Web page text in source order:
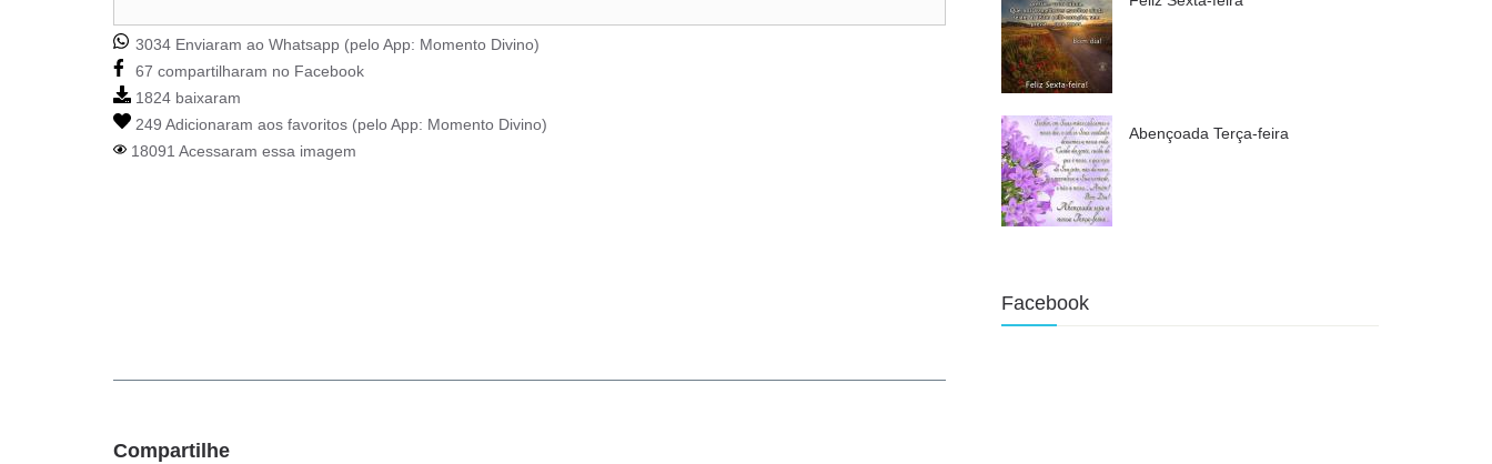
3034 Enviaram ao Whatsapp (pelo App: Momento Divino)
67 compartilharam no Facebook
1824 baixaram
249 Adicionaram aos favoritos (pelo App: Momento Divino)
18091 Acessaram essa imagem
Compartilhe
Abençoada Terça-feira
Facebook